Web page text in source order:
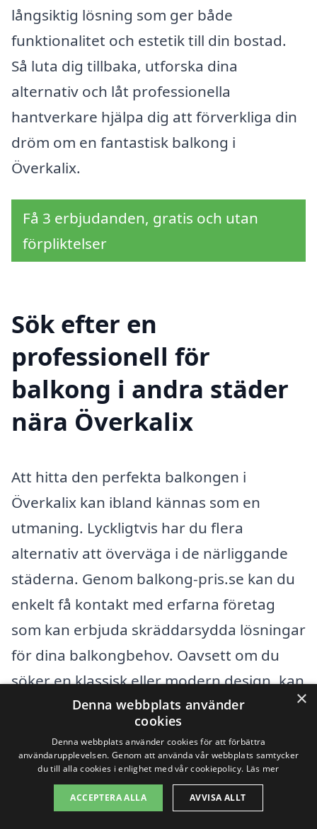
långsiktig lösning som ger både
funktionalitet och estetik till din bostad.
Så luta dig tillbaka, utforska dina
alternativ och låt professionella
hantverkare hjälpa dig att förverkliga din
dröm om en fantastisk balkong i
Överkalix.
Få 3 erbjudanden, gratis och utan
förpliktelser
Sök efter en
professionell för
balkong i andra städer
nära Överkalix
Att hitta den perfekta balkongen i
Överkalix kan ibland kännas som en
utmaning. Lyckligtvis har du flera
alternativ att överväga i de närliggande
städerna. Genom balkong-pris.se kan du
enkelt få kontakt med erfarna företag
som kan erbjuda skräddarsydda lösningar
för dina balkongbehov. Oavsett om du
söker en klassisk eller modern design, kan
professionella hantverkare hjälpa dig att
skapa en vacker och funktionell balkong.
Några av de närliggande städerna där du
kan hitta tjänster för balkong är:
×
Denna webbplats använder
cookies
Denna webbplats använder cookies för att förbättra
användarupplevelsen. Genom att använda vår webbplats samtycker
du till alla cookies i enlighet med vår cookiepolicy. Läs mer
ACCEPTERA ALLA AVVISA ALLT